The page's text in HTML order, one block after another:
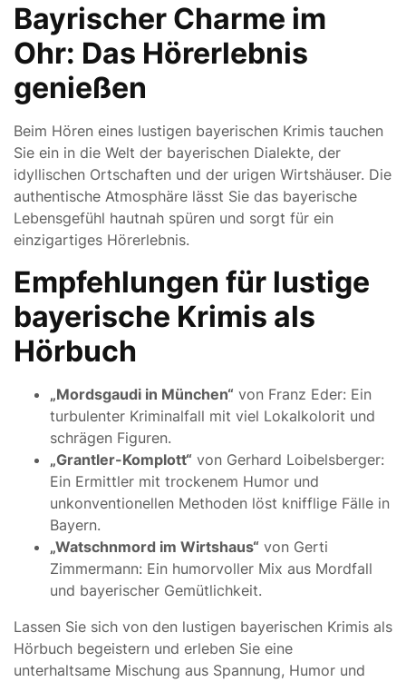
Bayrischer Charme im
Ohr: Das Hörerlebnis
genießen
Beim Hören eines lustigen bayerischen Krimis tauchen
Sie ein in die Welt der bayerischen Dialekte, der
idyllischen Ortschaften und der urigen Wirtshäuser. Die
authentische Atmosphäre lässt Sie das bayerische
Lebensgefühl hautnah spüren und sorgt für ein
einzigartiges Hörerlebnis.
Empfehlungen für lustige
bayerische Krimis als
Hörbuch
„Mordsgaudi in München“ von Franz Eder: Ein
turbulenter Kriminalfall mit viel Lokalkolorit und
schrägen Figuren.
„Grantler-Komplott“ von Gerhard Loibelsberger:
Ein Ermittler mit trockenem Humor und
unkonventionellen Methoden löst knifflige Fälle in
Bayern.
„Watschnmord im Wirtshaus“ von Gerti
Zimmermann: Ein humorvoller Mix aus Mordfall
und bayerischer Gemütlichkeit.
Lassen Sie sich von den lustigen bayerischen Krimis als
Hörbuch begeistern und erleben Sie eine
unterhaltsame Mischung aus Spannung, Humor und